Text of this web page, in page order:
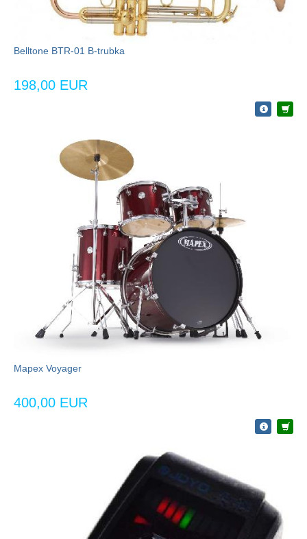
Belltone BTR-01 B-trubka
198,00 EUR
Mapex Voyager
400,00 EUR